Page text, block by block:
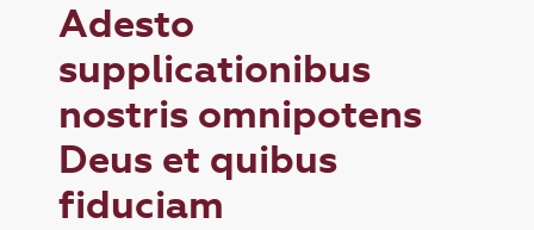
Adesto
supplicationibus
nostris omnipotens
Deus et quibus
fiduciam